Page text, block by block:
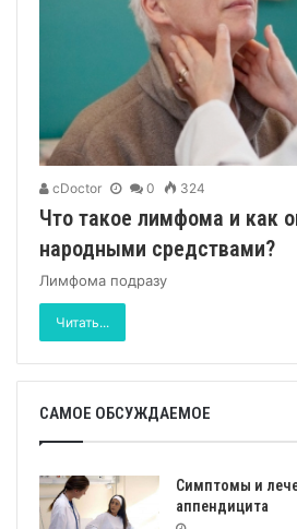
cDoctor 0 324
Что такое лимфома и как
народными средствами?
Лимфома подразу
Читать...
САМОЕ ОБСУЖДАЕМОЕ
Симптомы и
аппендицита